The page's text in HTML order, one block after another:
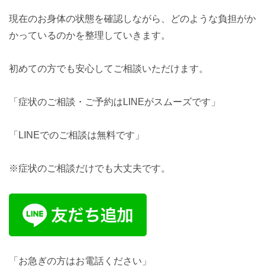
現在のお身体の状態を確認しながら、どのような負担がか
かっているのかを整理していきます。
初めての方でも安心してご相談いただけます。
「症状のご相談・ご予約はLINEがスムーズです」
「LINEでのご相談は無料です」
※症状のご相談だけでも大丈夫です。
「お急ぎの方はお電話ください」